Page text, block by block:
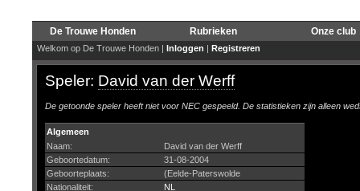
De Trouwe Honden Rubrieken Onze club
Welkom op De Trouwe Honden | Inloggen | Registreren
Speler: David van der Werff
De getoonde speler heeft niet voor NEC gespeeld. De statistieken zijn alleen
Algemeen
Naam:
David van der Werff
Geboortedatum:
31-08-2004
Geboorteplaats:
(Eelde-Paterswolde
Nationaliteit:
NL